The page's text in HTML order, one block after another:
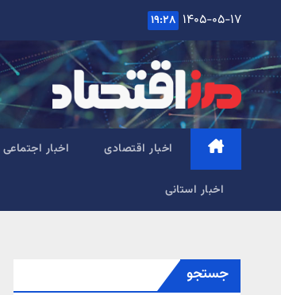
content
۱۴۰۵-۰۵-۱۷ ۱۹:۲۸
اخبار اقتصادی اخبار اجتماعی
اخبار استانی
جستجو